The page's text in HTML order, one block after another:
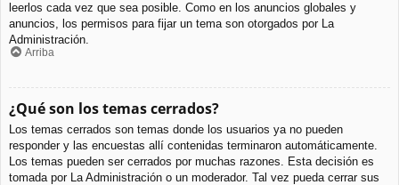
leerlos cada vez que sea posible. Como en los anuncios globales y
anuncios, los permisos para fijar un tema son otorgados por La
Administración.
Arriba
¿Qué son los temas cerrados?
Los temas cerrados son temas donde los usuarios ya no pueden
responder y las encuestas allí contenidas terminaron automáticamente.
Los temas pueden ser cerrados por muchas razones. Esta decisión es
tomada por La Administración o un moderador. Tal vez pueda cerrar sus